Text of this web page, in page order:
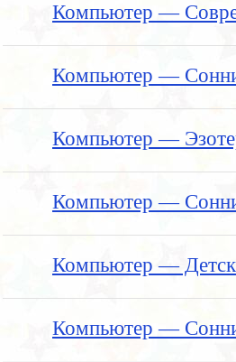
Компьютер —
Компьютер —
Компьютер —
Компьютер —
Компьютер —
Компьютер —